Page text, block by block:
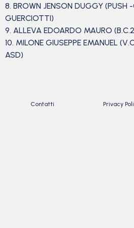
8. BROWN JENSON DUGGY (PUSH
GUERCIOTTI)
9. ALLEVA EDOARDO MAURO
10. MILONE GIUSEPPE EMANUEL
ASD)
Contatti Privacy